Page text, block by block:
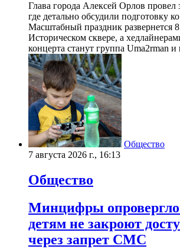
Глава города Алексей Орлов провел
где детально обсудили подготовку
Масштабный праздник развернется 8
Историческом сквере, а
концерта станут группа Uma2rman
Общество
7 августа 2026 г., 16:13
Общество
Минцифры опровергло
детям не закроют
через запрет СМС